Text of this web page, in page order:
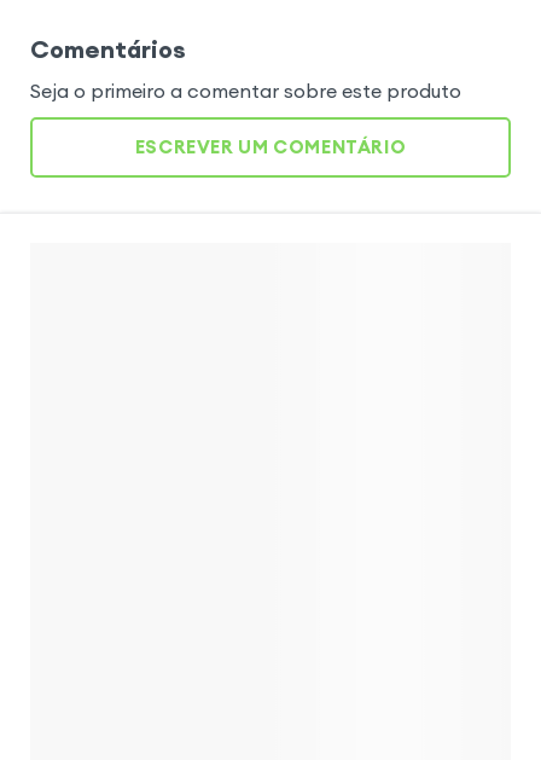
Comentários
Seja o primeiro a comentar sobre este produto
ESCREVER UM COMENTÁRIO